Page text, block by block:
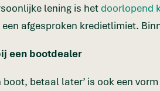
lening is het doorlopend
afgesproken kredietlimiet.
een bootdealer
boot, betaal later’ is ook een